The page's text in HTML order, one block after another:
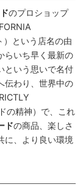
のプロショップ
）という店名の由
らいち早く最新の
という思いで名付
伝わり、世界中の
の精神）で、これ
ドの商品、楽しさ
に、より良い環境